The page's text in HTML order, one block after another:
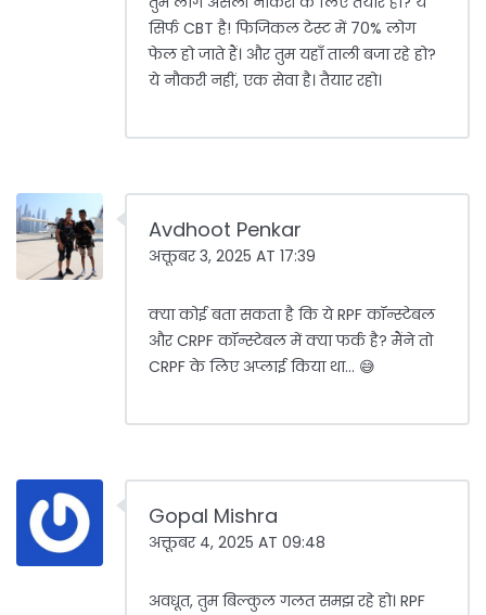
सिर्फ CBT है! फिजिकल टेस्ट में 70% लोग
फेल हो जाते हैं। और तुम यहाँ ताली बजा रहे हो?
ये नौकरी नहीं, एक सेवा है। तैयार रहो।
Avdhoot Penkar
अक्तूबर 3, 2025 AT 17:39
क्या कोई बता सकता है कि ये RPF कॉन्स्टेबल
और CRPF कॉन्स्टेबल में क्या फर्क है? मैंने तो
CRPF के लिए अप्लाई किया था... 😅
Gopal Mishra
अक्तूबर 4, 2025 AT 09:48
अवधूत, तुम बिल्कुल गलत समझ रहे हो। RPF